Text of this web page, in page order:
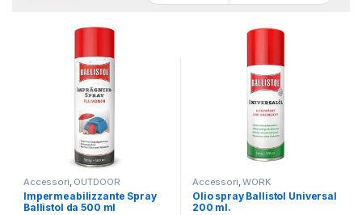
Accessori OUTDOOR
Impermeabilizzante Spray
Ballistol da 500 ml
Accessori ,WORK
Olio spray Ballistol Universal
200 ml.